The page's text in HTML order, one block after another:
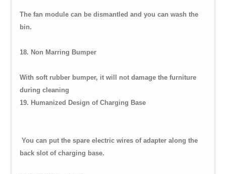
The fan module can be dismantled and you can wash the
bin.
18. Non Marring Bumper
With soft rubber bumper, it will not damage the furniture
during cleaning
19. Humanized Design of Charging Base
You can put the spare electric wires of adapter along the
back slot of charging base.